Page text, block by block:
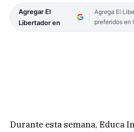
Agregar El
Libertador en
Agrega El
preferidos en
Durante esta semana, Educa